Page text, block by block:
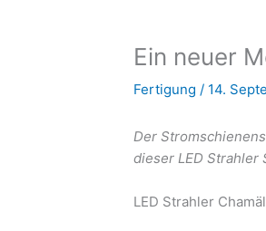
Ein neuer
Fertigung / 14.
Der
dieser LED Strahler
LED Strahler